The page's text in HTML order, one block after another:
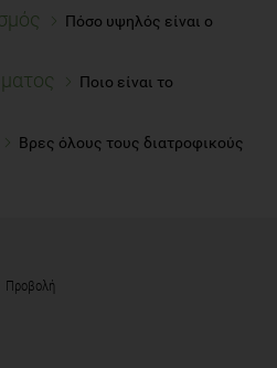
Πόσο υψηλός είναι ο
Ποιο είναι το
Βρες όλους τους διατροφικούς
Προβολή